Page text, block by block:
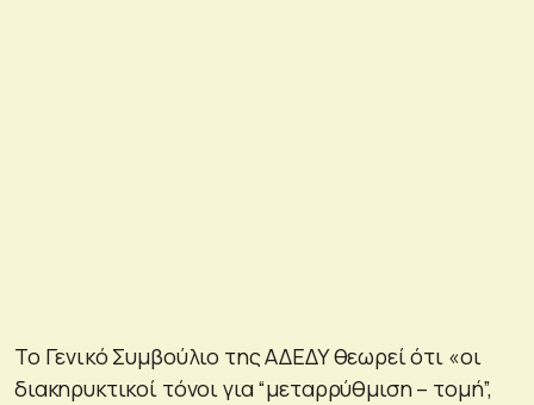
Το Γενικό Συμβούλιο της ΑΔΕΔΥ θεωρεί ότι «οι
διακηρυκτικοί τόνοι για “μεταρρύθμιση – τομή”,